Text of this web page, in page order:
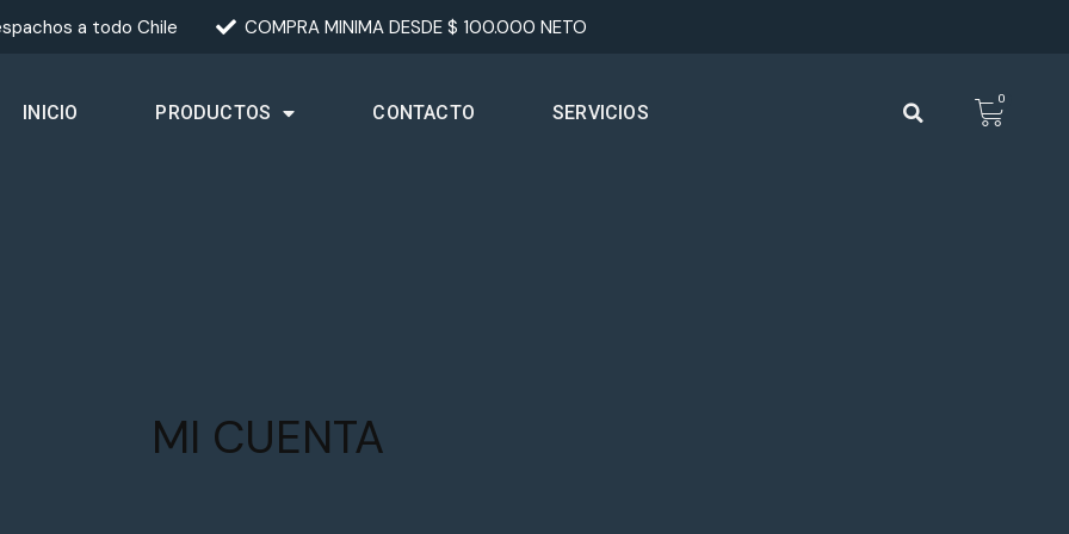
a todo Chile COMPRA MINIMA DESDE $ 100.000 NETO
INICIO PRODUCTOS CONTACTO SERVICIOS
0
MI CUENTA